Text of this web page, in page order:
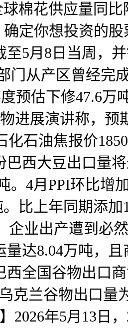
棉花供应量同
确定你想投资的
至5月8日当周，
门从产区曾经完
预估下修47.6
进展演讲称，
化石油焦报价
西大豆出口量
。4月PPI环比增
比上年同期添
企业出产遭到必
达8.04万吨，
西全国谷物出口
克兰谷物出口
2026年5月13日